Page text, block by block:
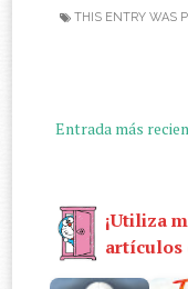
THIS ENTRY WAS
Entrada más
¡Utiliza
artículos